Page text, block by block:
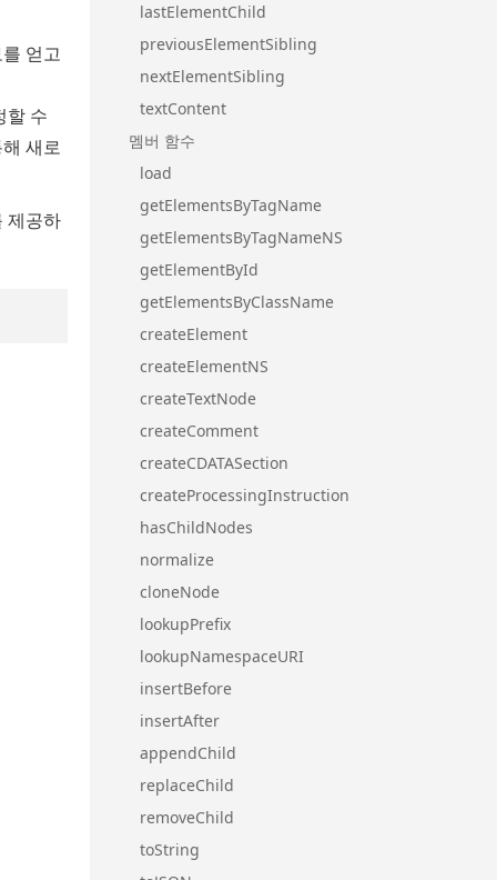
얻고
할 수
새로
제공하
lastElementChild
previousElementSibling
nextElementSibling
textContent
멤버 함수
load
getElementsByTagName
getElementsByTagNameNS
getElementById
getElementsByClassName
createElement
createElementNS
createTextNode
createComment
createCDATASection
createProcessingInstruction
hasChildNodes
normalize
cloneNode
lookupPrefix
lookupNamespaceURI
insertBefore
insertAfter
appendChild
replaceChild
removeChild
toString